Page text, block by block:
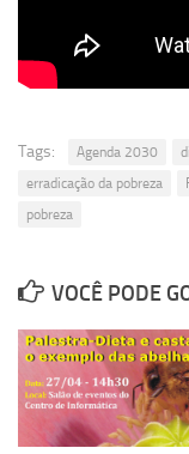
Espaço Cultural
Newsletter
Tags: Agenda 2030
erradicação da pobreza
pobreza
VOCÊ PODE